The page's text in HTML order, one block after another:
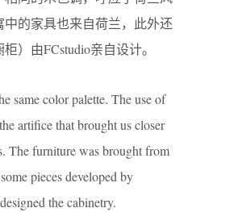
的家具也来自荷兰，此外还
）由FCstudio亲自设计。
same color palette. The use of
artifice that brought us closer
The furniture was brought from
pieces developed by
the cabinetry.